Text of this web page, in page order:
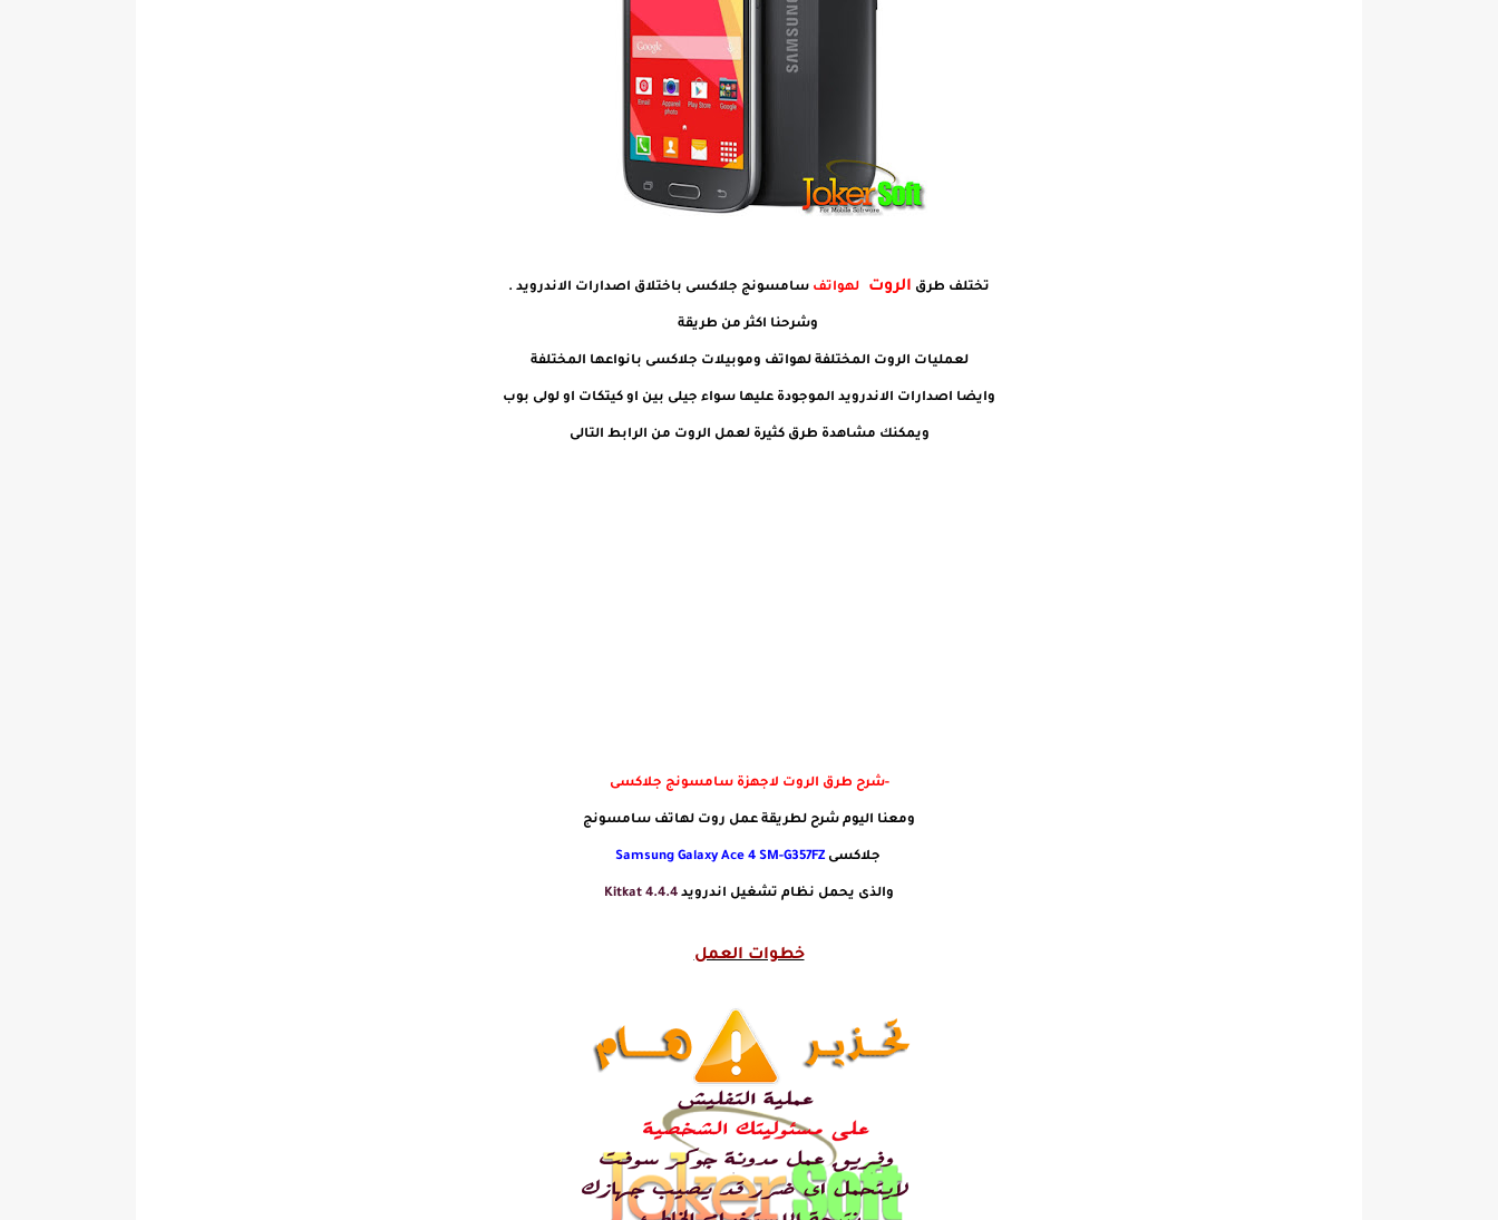
تختلف طرق الروت لهواتف سامسونج جلاكسى باختلاق اصدارات الاندرويد .
وشرحنا اكثر من طريقة
لعمليات الروت المختلفة لهواتف وموبيلات جلاكسى بانواعها المختلفة
وايضا اصدارات الاندرويد الموجودة عليها سواء جيلى بين او كيتكات او لولى بوب
ويمكنك مشاهدة طرق كثيرة لعمل الروت من الرابط التالى
-شرح طرق الروت لاجهزة سامسونج جلاكسى
ومعنا اليوم شرح لطريقة عمل روت لهاتف سامسونج
جلاكسىSamsung Galaxy Ace 4 SM-G357FZ
والذى يحمل نظام تشغيل اندرويد Kitkat 4.4.4
خطوات العمل